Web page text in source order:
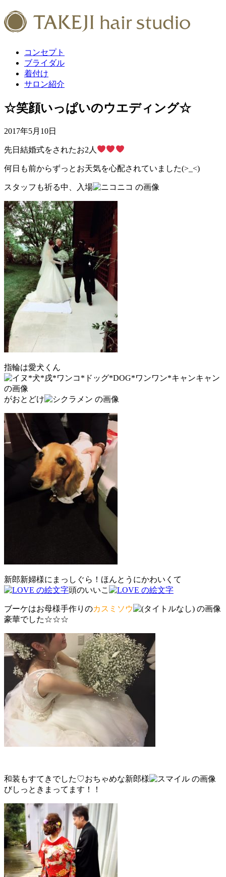
コンセプト
ブライダル
着付け
サロン紹介
☆笑顔いっぱいのウエディング☆
2017年5月10日
先日結婚式をされたお2人
何日も前からずっとお天気を心配されていました(>_<)
スタッフも祈る中、入場
指輪は愛犬くん
がおとどけ
新郎新婦様にまっしぐら！ほんとうにかわいくて
頭のいいこ
ブーケはお母様手作りのカスミソウ
豪華でした☆☆☆
和装もすてきでした♡おちゃめな新郎様
びしっときまってます！！